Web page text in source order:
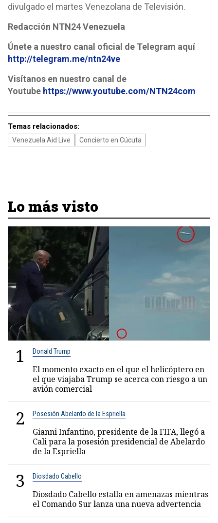
divulgado el martes Venezolana de Televisión.
Redacción NTN24 Venezuela
Únete a nuestro canal oficial de Telegram aquí
http://telegram.me/ntn24ve
Visítanos en nuestro canal de
Youtube https://www.youtube.com/NTN24com
Temas relacionados:
Venezuela Aid Live Concierto en Cúcuta
Lo más visto
1 Donald Trump
El momento exacto en el que el helicóptero en
el que viajaba Trump se acerca con riesgo a un
avión comercial
2 Posesión Abelardo de la Espriella
Gianni Infantino, presidente de la FIFA, llegó a
Cali para la posesión presidencial de Abelardo
de la Espriella
3 Diosdado Cabello
Diosdado Cabello estalla en amenazas mientras
el Comando Sur lanza una nueva advertencia